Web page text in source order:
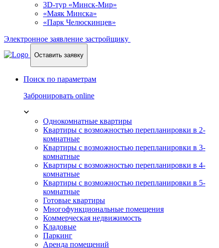
3D-тур «Минск-Мир»
«Маяк Минска»
«Парк Челюскинцев»
Электронное заявление застройщику
Оставить заявку
Поиск по параметрам
Забронировать online
Однокомнатные квартиры
Квартиры с возможностью перепланировки в 2-
комнатные
Квартиры с возможностью перепланировки в 3-
комнатные
Квартиры с возможностью перепланировки в 4-
комнатные
Квартиры с возможностью перепланировки в 5-
комнатные
Готовые квартиры
Многофункциональные помещения
Коммерческая недвижимость
Кладовые
Паркинг
Аренда помещений